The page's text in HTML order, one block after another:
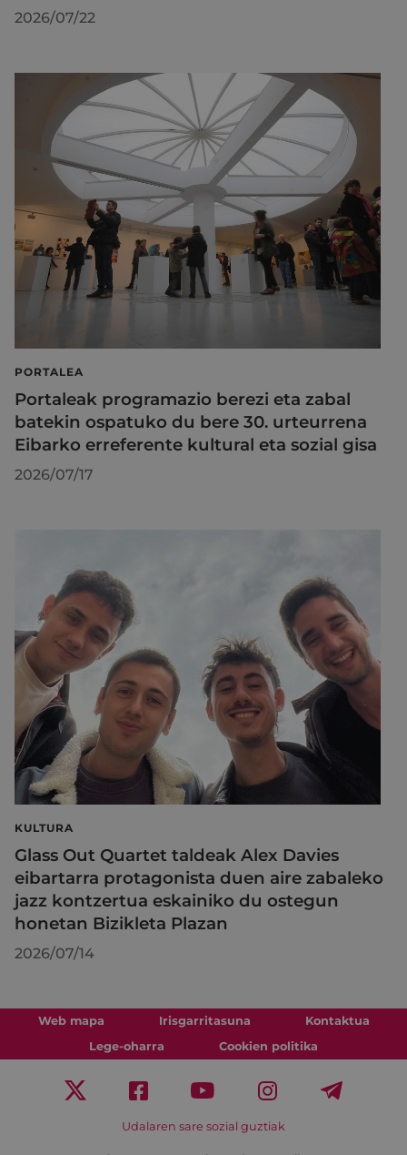
2026/07/22
PORTALEA
Portaleak programazio berezi eta zabal
batekin ospatuko du bere 30. urteurrena
Eibarko erreferente kultural eta sozial gisa
2026/07/17
KULTURA
Glass Out Quartet taldeak Alex Davies
eibartarra protagonista duen aire zabaleko
jazz kontzertua eskainiko du ostegun
honetan Bizikleta Plazan
2026/07/14
Web mapa Irisgarritasuna
Kontaktua
Lege-oharra
Cookien politika
Udalaren sare sozial guztiak